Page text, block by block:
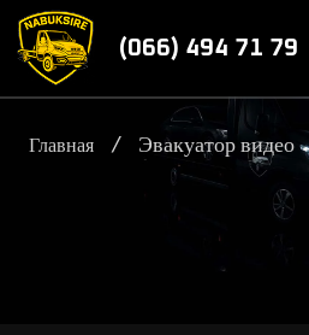
(066) 494 71 79
Главная / Эвакуатор видео